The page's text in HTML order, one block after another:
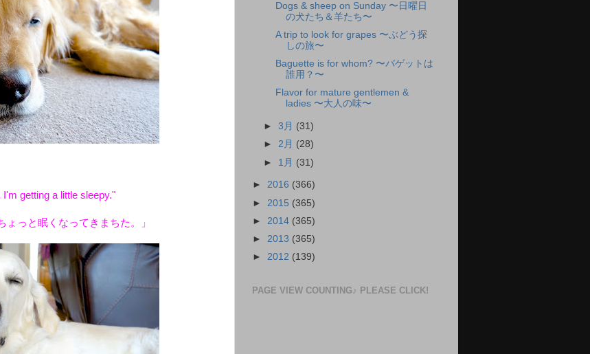
getting a little sleepy."
っと眠くなってきまちた。」
Dogs & sheep on Sunday 〜日曜日
の犬たち＆羊たち〜
A trip to look for grapes 〜ぶどう探
しの旅〜
Baguette is for whom? 〜バゲットは
誰用？〜
Flavor for mature gentlemen &
ladies 〜大人の味〜
►3月 (31)
►2月 (28)
► 1月 (31)
► 2016 (366)
► 2015 (365)
► 2014 (365)
► 2013 (365)
► 2012 (139)
PAGE VIEW COUNTING♪ PLEASE CLICK!